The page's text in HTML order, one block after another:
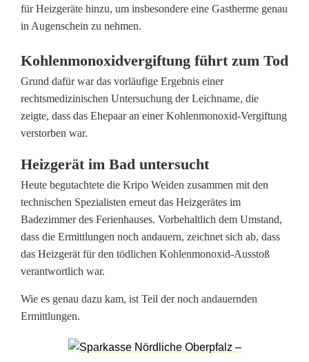
s
i
m
F
l
l
d
e
s
v
für Heizgeräte hinzu, um insbesondere eine Gastherme genau
in Augenschein zu nehmen.
Kohlenmonoxidvergiftung führt zum Tod
Grund dafür war das vorläufige Ergebnis einer
rechtsmedizinischen Untersuchung der Leichname, die
zeigte, dass das Ehepaar an einer Kohlenmonoxid-Vergiftung
verstorben war.
Heizgerät im Bad untersucht
Heute begutachtete die Kripo Weiden zusammen mit den
technischen Spezialisten erneut das Heizgerätes im
Badezimmer des Ferienhauses. Vorbehaltlich dem Umstand,
dass die Ermittlungen noch andauern, zeichnet sich ab, dass
das Heizgerät für den tödlichen Kohlenmonoxid-Ausstoß
verantwortlich war.
Wie es genau dazu kam, ist Teil der noch andauernden
Ermittlungen.